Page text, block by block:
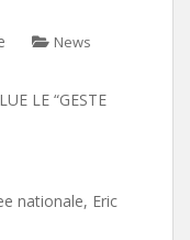
News
LE “GESTE
nationale, Eric